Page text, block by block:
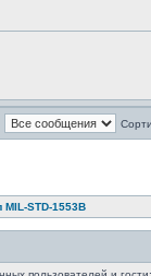
STD-1553B